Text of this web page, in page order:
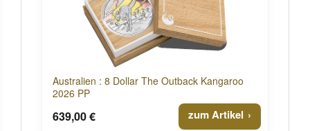
Australien : 8 Dollar The Outback Kangaroo
2026 PP
639,00 € zum Artikel